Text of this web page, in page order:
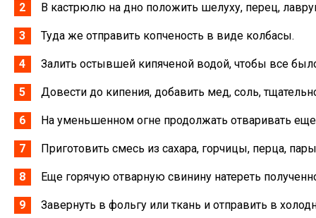
В кастрюлю на дно положить шелуху, перец,
Туда же отправить копченость в виде колбасы.
Залить остывшей кипяченой водой, чтобы все
Довести до кипения, добавить мед, соль,
На уменьшенном огне продолжать отваривать еще
Приготовить смесь из сахара, горчицы, перца,
Еще горячую отварную свинину натереть
Завернуть в фольгу или ткань и отправить в